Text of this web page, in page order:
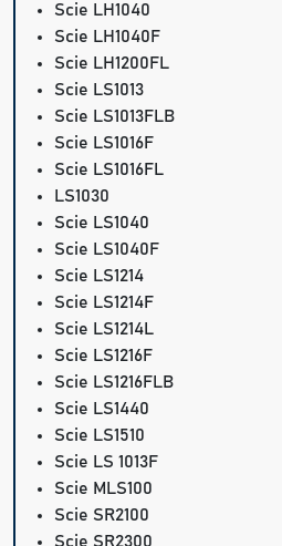
Scie LH1040
Scie LH1040F
Scie LH1200FL
Scie LS1013
Scie LS1013FLB
Scie LS1016F
Scie LS1016FL
LS1030
Scie LS1040
Scie LS1040F
Scie LS1214
Scie LS1214F
Scie LS1214L
Scie LS1216F
Scie LS1216FLB
Scie LS1440
Scie LS1510
Scie LS 1013F
Scie MLS100
Scie SR2100
Scie SR2300